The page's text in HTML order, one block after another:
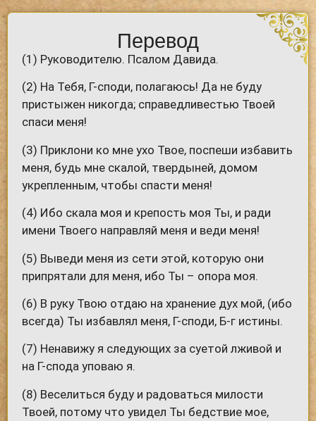
Перевод
(1) Руководителю. Псалом Давида.
(2) На Тебя, Г-споди, полагаюсь! Да не буду
пристыжен никогда; справедливестью Твоей
спаси меня!
(3) Приклони ко мне ухо Твое, поспеши избавить
меня, будь мне скалой, твердыней, домом
укрепленным, чтобы спасти меня!
(4) Ибо скала моя и крепость моя Ты, и ради
имени Твоего направляй меня и веди меня!
(5) Выведи меня из сети этой, которую они
припрятали для меня, ибо Ты – опора моя.
(6) В руку Твою отдаю на хранение дух мой, (ибо
всегда) Ты избавлял меня, Г-споди, Б-г истины.
(7) Ненавижу я следующих за суетой лживой и
на Г-спода уповаю я.
(8) Веселиться буду и радоваться милости
Твоей, потому что увидел Ты бедствие мое,